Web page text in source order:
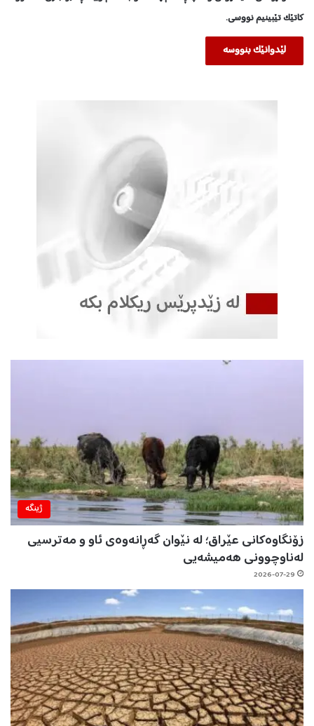
کاتێک تێبینیم نووسی.
ژینگه‌
زۆنگاوەکانی عێراق؛ لە نێوان گەڕانەوەی ئاو و مەترسیی
لەناوچوونی هەمیشەیی
2026-07-29